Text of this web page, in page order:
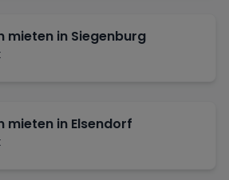
mieten in Siegenburg
mieten in Elsendorf